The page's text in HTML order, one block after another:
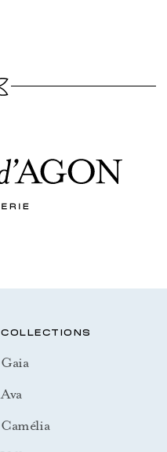
COLLECTIONS
Gaia
Ava
Camélia